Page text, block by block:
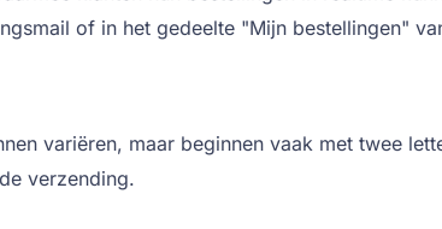
of in het gedeelte "Mijn bestellingen"
variëren, maar beginnen vaak met twee
verzending.